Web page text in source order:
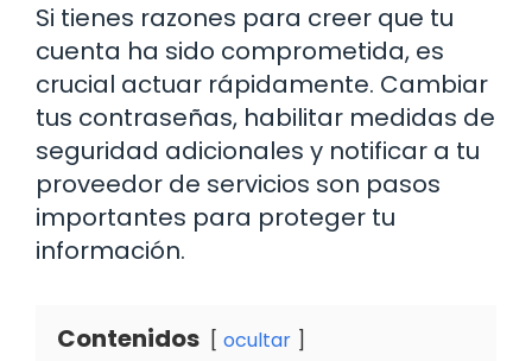
Si tienes razones para creer que tu
cuenta ha sido comprometida, es
crucial actuar rápidamente. Cambiar
tus contraseñas, habilitar medidas de
seguridad adicionales y notificar a tu
proveedor de servicios son pasos
importantes para proteger tu
información.
Contenidos ocultar